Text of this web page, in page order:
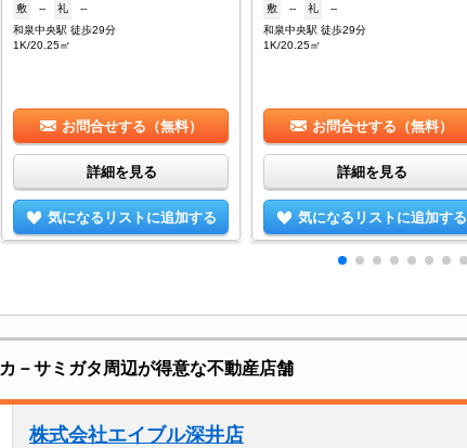
敷
-- 礼
--
和泉中央駅 徒歩29分
1K/20.25㎡
お問合せする（無料）
詳細を見る
気になるリストに追加する
敷
-- 礼
--
和泉中央駅 徒歩29分
1K/20.25㎡
お問合せする（無料）
詳細を見る
気になるリストに追加する
カ－サミガタ周辺が得意な不動産店舗
株式会社エイブル深井店